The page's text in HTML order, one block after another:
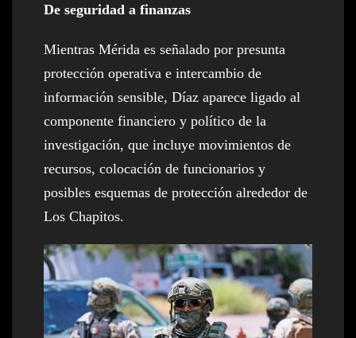
De seguridad a finanzas
Mientras Mérida es señalado por presunta
protección operativa e intercambio de
información sensible, Díaz aparece ligado al
componente financiero y político de la
investigación, que incluye movimientos de
recursos, colocación de funcionarios y
posibles esquemas de protección alrededor de
Los Chapitos.